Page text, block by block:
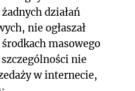
działań
nie ogłaszał
masowego
nie
w internecie,